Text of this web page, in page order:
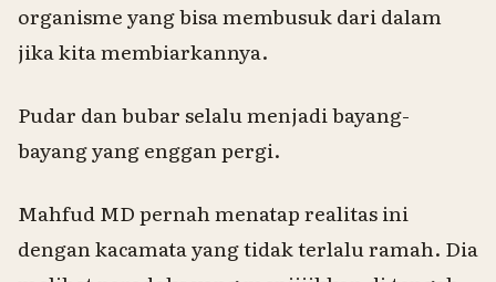
organisme yang bisa membusuk dari dalam
jika kita membiarkannya.
Pudar dan bubar selalu menjadi bayang-
bayang yang enggan pergi.
Mahfud MD pernah menatap realitas ini
dengan kacamata yang tidak terlalu ramah. Dia